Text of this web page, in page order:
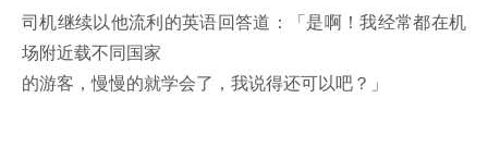
司机继续以他流利的英语回答道：「是啊！我经常都在机
场附近载不同国家
的游客，慢慢的就学会了，我说得还可以吧？」